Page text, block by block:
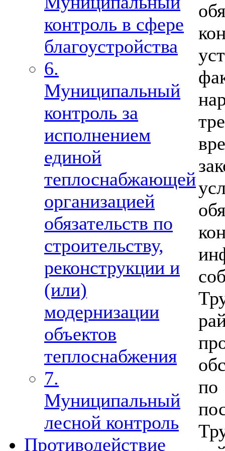
контроль в сфере
благоустройства
6.
Муниципальный
контроль за
исполнением
единой
теплоснабжающей
организацией
обязательств по
строительству,
реконструкции и
(или)
модернизации
объектов
теплоснабжения
7.
Муниципальный
лесной контроль
Противодействие